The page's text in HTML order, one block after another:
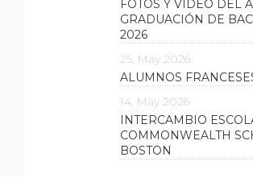
FOTOS Y VIDEO DEL
GRADUACIÓN DE
2026
25, May 2026
ALUMNOS
14, May 2026
INTERCAMBIO
COMMONWEALTH
BOSTON